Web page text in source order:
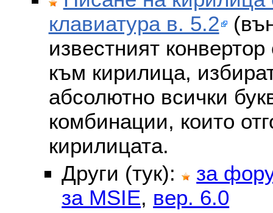
клавиатура в. 5.2
известният
към кирилица,
абсолютно всички
комбинации, които
кирилицата.
Други (тук):
за
за MSIE, вер. 6.0